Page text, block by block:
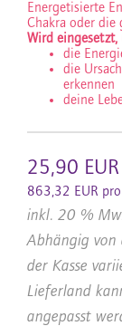
Energetisierte
Chakra oder die
Wird eingesetzt,
die
die
erkennen
deine
25,90 EUR
863,32 EUR
inkl. 20 %
Abhängig von
der Kasse
Lieferland
angepasst